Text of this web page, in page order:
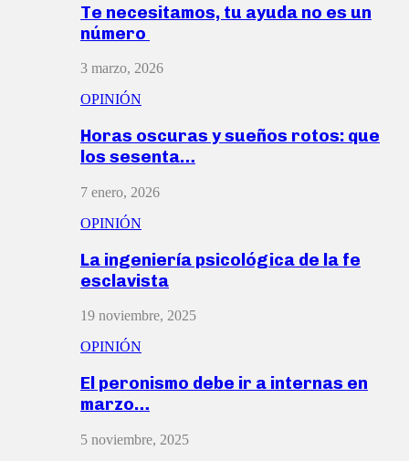
Te necesitamos, tu ayuda no es un
número
3 marzo, 2026
OPINIÓN
Horas oscuras y sueños rotos: que
los sesenta…
7 enero, 2026
OPINIÓN
La ingeniería psicológica de la fe
esclavista
19 noviembre, 2025
OPINIÓN
El peronismo debe ir a internas en
marzo…
5 noviembre, 2025